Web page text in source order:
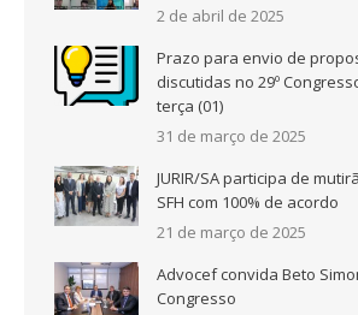
2 de abril de 2025
Prazo para envio de
discutidas no 29º
terça (01)
31 de março de 2025
JURIR/SA participa de
SFH com 100% de acordo
21 de março de 2025
Advocef convida Beto
Congresso